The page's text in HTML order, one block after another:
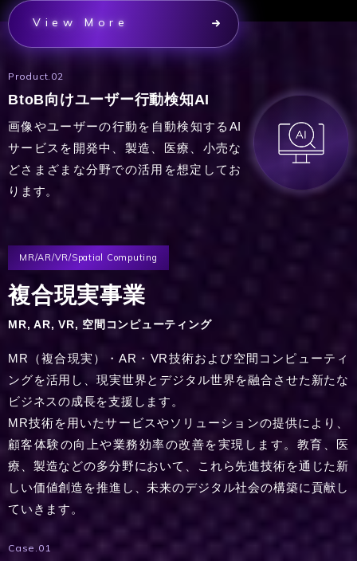
View More
Product.02
BtoB向けユーザー行動検知AI
画像やユーザーの行動を自動検知するAI
サービスを開発中、製造、医療、小売な
どさまざまな分野での活用を想定してお
ります。
MR/AR/VR/Spatial Computing
複合現実事業
MR, AR, VR, 空間コンピューティング
MR（複合現実）・AR・VR技術および空間コンピューティ
ングを活用し、現実世界とデジタル世界を融合させた新たな
ビジネスの成長を支援します。
MR技術を用いたサービスやソリューションの提供により、
顧客体験の向上や業務効率の改善を実現します。教育、医
療、製造などの多分野において、これら先進技術を通じた新
しい価値創造を推進し、未来のデジタル社会の構築に貢献し
ていきます。
Case.01